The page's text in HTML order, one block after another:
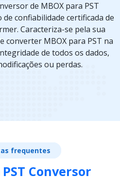
de MBOX para PST
de confiabilidade certificada de
Caracteriza-se pela sua
converter MBOX para PST na
de todos os dados,
ou perdas.
frequentes
Conversor